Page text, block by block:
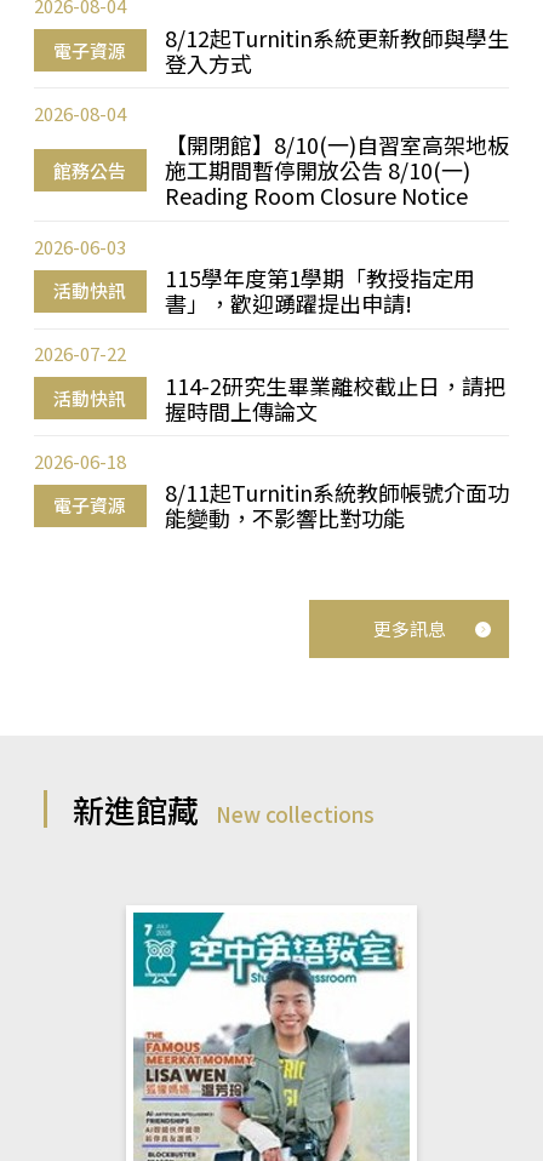
電子資源
8/12起Turnitin系統更新教師與學生
登入方式
2026-08-04
館務公告
【開閉館】8/10(一)自習室高架地板
施工期間暫停開放公告 8/10(一)
Reading Room Closure Notice
2026-08-04
活動快訊
115學年度第1學期「教授指定用
書」，歡迎踴躍提出申請!
2026-06-03
活動快訊
114-2研究生畢業離校截止日，請把
握時間上傳論文
2026-07-22
電子資源
8/11起Turnitin系統教師帳號介面功
能變動，不影響比對功能
2026-06-18
更多訊息
新進館藏 New collections